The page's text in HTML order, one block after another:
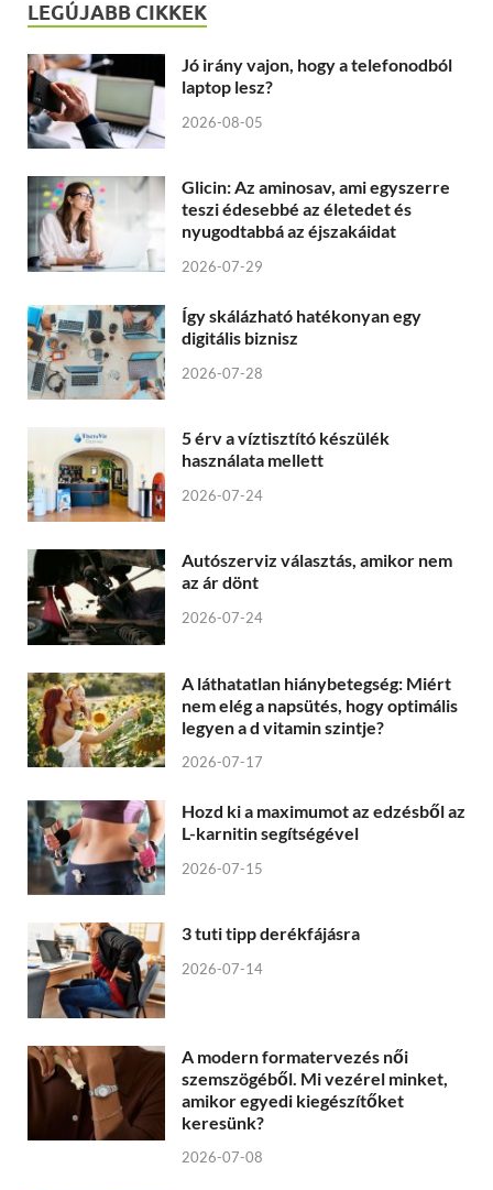
LEGÚJABB CIKKEK
Jó irány vajon, hogy a telefonodból
laptop lesz?
2026-08-05
Glicin: Az aminosav, ami egyszerre
teszi édesebbé az életedet és
nyugodtabbá az éjszakáidat
2026-07-29
Így skálázható hatékonyan egy
digitális biznisz
2026-07-28
5 érv a víztisztító készülék
használata mellett
2026-07-24
Autószerviz választás, amikor nem
az ár dönt
2026-07-24
A láthatatlan hiánybetegség: Miért
nem elég a napsütés, hogy optimális
legyen a d vitamin szintje?
2026-07-17
Hozd ki a maximumot az edzésből az
L-karnitin segítségével
2026-07-15
3 tuti tipp derékfájásra
2026-07-14
A modern formatervezés női
szemszögéből. Mi vezérel minket,
amikor egyedi kiegészítőket
keresünk?
2026-07-08